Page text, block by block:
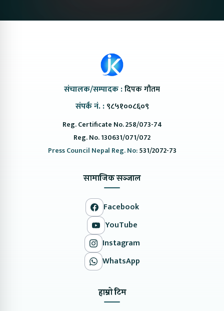
संचालक/सम्पादक :दिपक गौतम
संपर्क नं. : ९८५१००८६०९
Reg. Certificate No. 258/073-74
Reg. No. 130631/071/072
Press Council Nepal Reg. No:531/2072-73
सामाजिक सञ्जाल
Facebook
YouTube
Instagram
WhatsApp
हाम्रो टिम